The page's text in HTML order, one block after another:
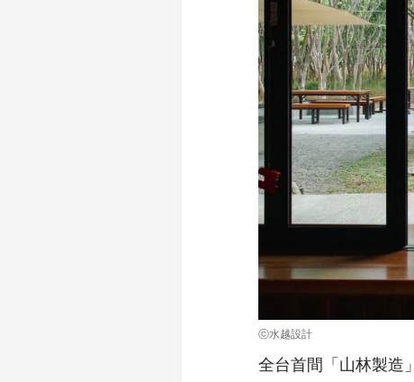
ⓒ水越設計
全台首間「山林製造